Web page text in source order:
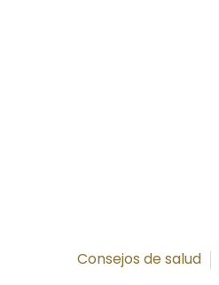
Consejos de salud